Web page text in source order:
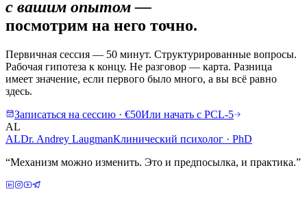
с вашим опытом —
посмотрим на него точно.
Первичная сессия — 50 минут. Структурированные вопросы.
Рабочая гипотеза к концу. Не разговор — карта. Разница
имеет значение, если первого было много, а вы всё равно
здесь.
Записаться на сессию · €50Или начать с PCL-5
AL
ALDr. Andrey LaugmanКлинический психолог · PhD
“Механизм можно изменить. Это и предпосылка, и практика.”